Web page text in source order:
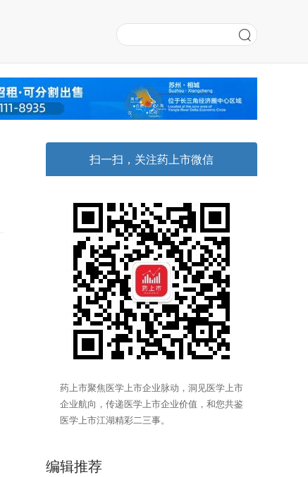
扫一扫，关注药上市微信
药上市聚焦医学上市企业脉动，洞见医学上市
企业航向，传递医学上市企业价值，和您共鉴
医学上市江湖精彩二三事。
编辑推荐